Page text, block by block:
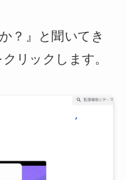
？』と聞いてき
クリックします。